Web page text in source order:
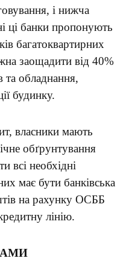
і нижча
ці банки пропонують
багатоквартирних
заощадити від 40%
та обладнання,
будинку.
власники мають
обґрунтування
всі необхідні
має бути банківська
на рахунку ОСББ
лінію.